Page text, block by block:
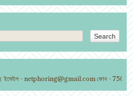
ইমেইল - netphoring@gmail.com ফোন -